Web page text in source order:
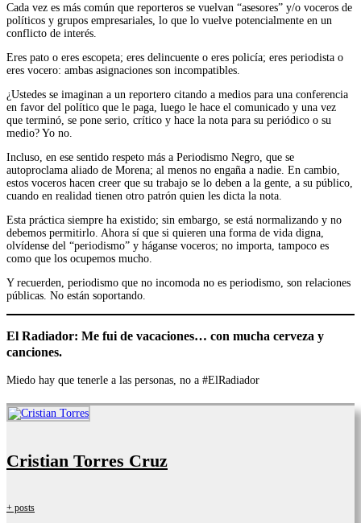
Cada vez es más común que reporteros se vuelvan “asesores” y/o voceros de
políticos y grupos empresariales, lo que lo vuelve potencialmente en un
conflicto de interés.
Eres pato o eres escopeta; eres delincuente o eres policía; eres periodista o
eres vocero: ambas asignaciones son incompatibles.
¿Ustedes se imaginan a un reportero citando a medios para una conferencia
en favor del político que le paga, luego le hace el comunicado y una vez
que terminó, se pone serio, crítico y hace la nota para su periódico o su
medio? Yo no.
Incluso, en ese sentido respeto más a Periodismo Negro, que se
autoproclama aliado de Morena; al menos no engaña a nadie. En cambio,
estos voceros hacen creer que su trabajo se lo deben a la gente, a su público,
cuando en realidad tienen otro patrón quien les dicta la nota.
Esta práctica siempre ha existido; sin embargo, se está normalizando y no
debemos permitirlo. Ahora sí que si quieren una forma de vida digna,
olvídense del “periodismo” y háganse voceros; no importa, tampoco es
como que los ocupemos mucho.
Y recuerden, periodismo que no incomoda no es periodismo, son relaciones
públicas. No están soportando.
El Radiador: Me fui de vacaciones… con mucha cerveza y
canciones.
Miedo hay que tenerle a las personas, no a #ElRadiador
Cristian Torres Cruz
+ posts